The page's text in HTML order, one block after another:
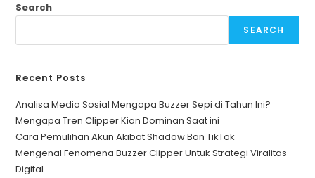
Search
SEARCH
Recent Posts
Analisa Media Sosial Mengapa Buzzer Sepi di Tahun Ini?
Mengapa Tren Clipper Kian Dominan Saat ini
Cara Pemulihan Akun Akibat Shadow Ban TikTok
Mengenal Fenomena Buzzer Clipper Untuk Strategi Viralitas
Digital